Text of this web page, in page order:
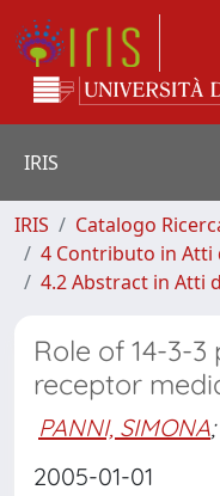
IRIS
IRIS
Catalogo
4 Contributo in Atti
4.2 Abstract in Atti
Role of 14-3-3
receptor
PANNI, SIMONA;
2005-01-01